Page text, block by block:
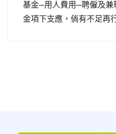
基金─用人費用─聘僱及
金項下支應，倘有不足再